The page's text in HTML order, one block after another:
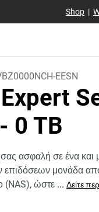
Shop|
EESN
- 0 TB
ασφαλή σε ένα και
επιδόσεων μονάδα
(NAS), ώστε ... Δείτε